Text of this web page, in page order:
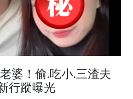
婆！偷.吃小.三渣夫
行蹤曝光